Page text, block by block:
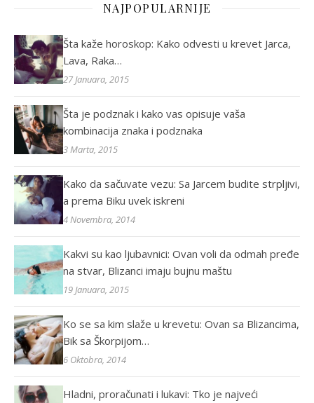
NAJPOPULARNIJE
Šta kaže horoskop: Kako odvesti u krevet Jarca,
Lava, Raka…
27 Januara, 2015
Šta je podznak i kako vas opisuje vaša
kombinacija znaka i podznaka
3 Marta, 2015
Kako da sačuvate vezu: Sa Jarcem budite strpljivi,
a prema Biku uvek iskreni
4 Novembra, 2014
Kakvi su kao ljubavnici: Ovan voli da odmah pređe
na stvar, Blizanci imaju bujnu maštu
19 Januara, 2015
Ko se sa kim slaže u krevetu: Ovan sa Blizancima,
Bik sa Škorpijom…
6 Oktobra, 2014
Hladni, proračunati i lukavi: Tko je najveći